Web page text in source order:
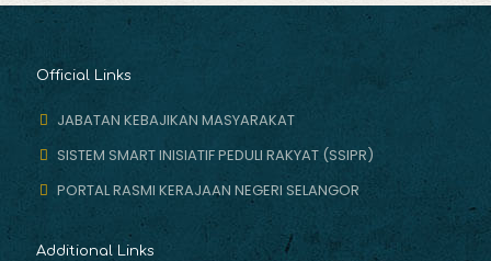
Official Links
JABATAN KEBAJIKAN MASYARAKAT
SISTEM SMART INISIATIF PEDULI RAKYAT (SSIPR)
PORTAL RASMI KERAJAAN NEGERI SELANGOR
Additional Links